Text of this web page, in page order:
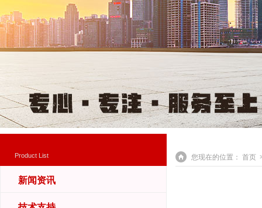
Product List
新闻资讯
您现在的位置： 首页